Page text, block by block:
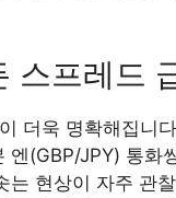
스프레드
더욱 명확해집니
(GBP/JPY) 통화
는 현상이 자주 관